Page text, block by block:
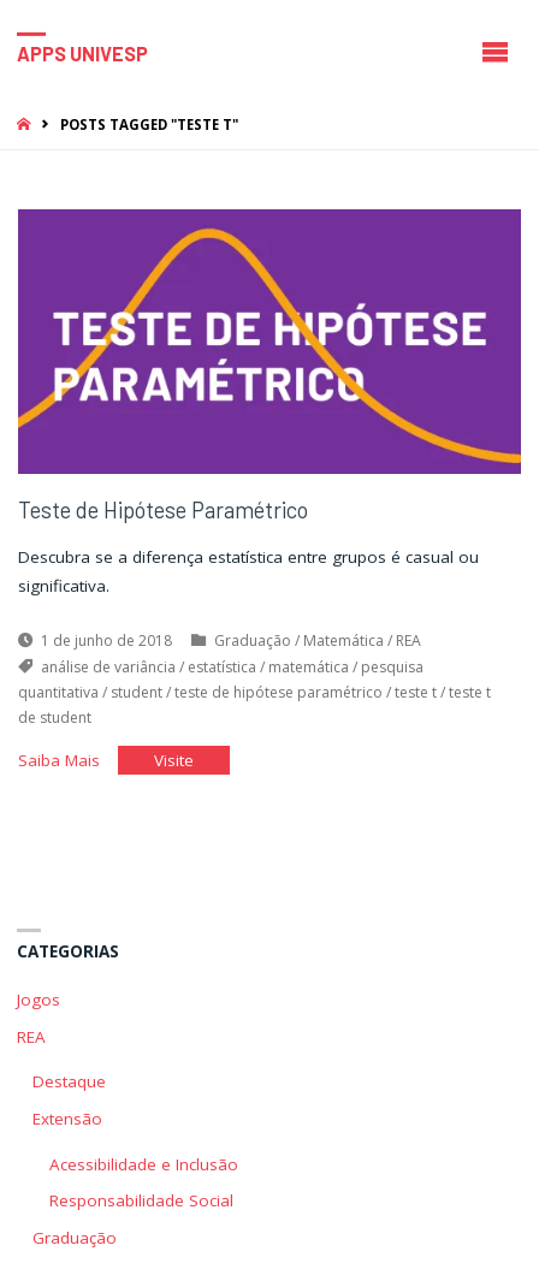
APPS UNIVESP
HOMEPOSTS TAGGED "TESTE T"
Teste de Hipótese Paramétrico
Descubra se a diferença estatística entre grupos é casual ou
significativa.
1 de junho de 2018 Graduação / Matemática / REA
análise de variância / estatística / matemática / pesquisa
quantitativa / student/teste de hipótese paramétrico /teste t/teste t
de student
Saiba Mais"Teste
Visite"Teste
CATEGORIAS
Jogos
REA
Destaque
Extensão
Acessibilidade e Inclusão
Responsabilidade Social
Graduação